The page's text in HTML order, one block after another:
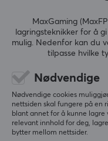
0.0
5
MaxGaming
lagringsteknikker for å
mulig. Nedenfor kan du
tilpasse hvilke
Nødvendige
Nødvendige cookies
nettsiden skal fungere på en
blant annet for å kunne
relevant innhold for deg,
bytter mellom nettsider.